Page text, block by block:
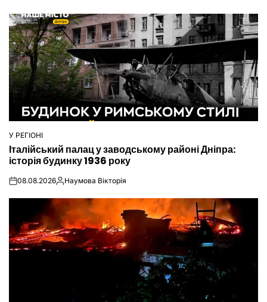
ОПУБЛІКУВАТИ
У
У РЕГІОНІ
Італійський палац у заводському районі Дніпра:
історія будинку 1936 року
on08.08.2026Опубліковано
Наумова Вікторія